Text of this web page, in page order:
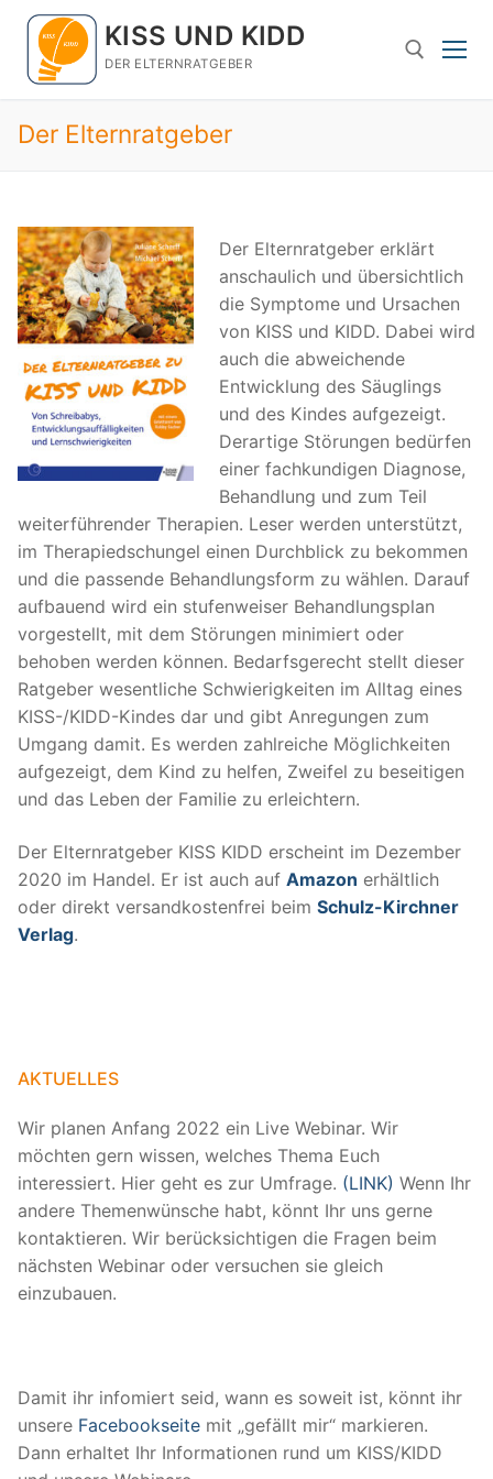
Zum
Inhalt
springen
KISS UND KIDD
DER ELTERNRATGEBER
Suchen nach:
Der Elternratgeber
Der Elternratgeber erklärt
anschaulich und übersichtlich
die Symptome und Ursachen
von KISS und KIDD. Dabei wird
auch die abweichende
Entwicklung des Säuglings
und des Kindes aufgezeigt.
Derartige Störungen bedürfen
einer fachkundigen Diagnose,
Behandlung und zum Teil
weiterführender Therapien. Leser werden unterstützt,
im Therapiedschungel einen Durchblick zu bekommen
und die passende Behandlungsform zu wählen. Darauf
aufbauend wird ein stufenweiser Behandlungsplan
vorgestellt, mit dem Störungen minimiert oder
behoben werden können. Bedarfsgerecht stellt dieser
Ratgeber wesentliche Schwierigkeiten im Alltag eines
KISS-/KIDD-Kindes dar und gibt Anregungen zum
Umgang damit. Es werden zahlreiche Möglichkeiten
aufgezeigt, dem Kind zu helfen, Zweifel zu beseitigen
und das Leben der Familie zu erleichtern.
Der Elternratgeber KISS KIDD erscheint im Dezember
2020 im Handel. Er ist auch auf Amazon erhältlich
oder direkt versandkostenfrei beim Schulz-Kirchner
Verlag.
AKTUELLES
Wir planen Anfang 2022 ein Live Webinar. Wir
möchten gern wissen, welches Thema Euch
interessiert. Hier geht es zur Umfrage. (LINK) Wenn Ihr
andere Themenwünsche habt, könnt Ihr uns gerne
kontaktieren. Wir berücksichtigen die Fragen beim
nächsten Webinar oder versuchen sie gleich
einzubauen.
Damit ihr infomiert seid, wann es soweit ist, könnt ihr
unsere Facebookseite mit „gefällt mir“ markieren.
Dann erhaltet Ihr Informationen rund um KISS/KIDD